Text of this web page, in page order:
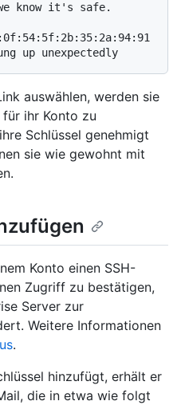
know it's safe.
auswählen, werden sie
ihr Konto zu
Schlüssel genehmigt
sie wie gewohnt mit
Konto einen SSH-
Zugriff zu bestätigen,
Server zur
Weitere Informationen
.
hinzufügt, erhält er
die in etwa wie folgt